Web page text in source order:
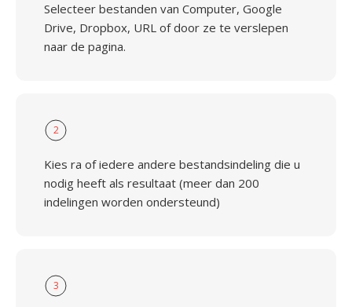
Selecteer bestanden van Computer, Google
Drive, Dropbox, URL of door ze te verslepen
naar de pagina.
2
Kies ra of iedere andere bestandsindeling die u
nodig heeft als resultaat (meer dan 200
indelingen worden ondersteund)
3